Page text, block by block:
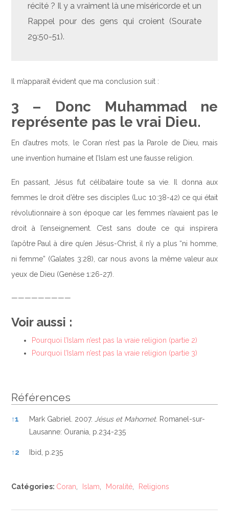
récité ? Il y a vraiment là une miséricorde et un
Rappel pour des gens qui croient (Sourate
29:50-51).
Il m’apparaît évident que ma conclusion suit :
3 – Donc Muhammad ne
représente pas le vrai Dieu.
En d’autres mots, le Coran n’est pas la Parole de Dieu, mais
une invention humaine et l’Islam est une fausse religion.
En passant, Jésus fut célibataire toute sa vie. Il donna aux
femmes le droit d’être ses disciples (Luc 10:38-42) ce qui était
révolutionnaire à son époque car les femmes n’avaient pas le
droit à l’enseignement. C’est sans doute ce qui inspirera
l’apôtre Paul à dire qu’en Jésus-Christ, il n’y a plus “ni homme,
ni femme” (Galates 3:28), car nous avons la même valeur aux
yeux de Dieu (Genèse 1:26-27).
—————————
Voir aussi :
Pourquoi l’Islam n’est pas la vraie religion (partie 2)
Pourquoi l’Islam n’est pas la vraie religion (partie 3)
Références
Références
↑1 Mark Gabriel. 2007. Jésus et Mahomet. Romanel-sur-
Lausanne: Ourania, p.234-235
↑2 Ibid, p.235
Catégories: Coran Islam Moralité, Religions